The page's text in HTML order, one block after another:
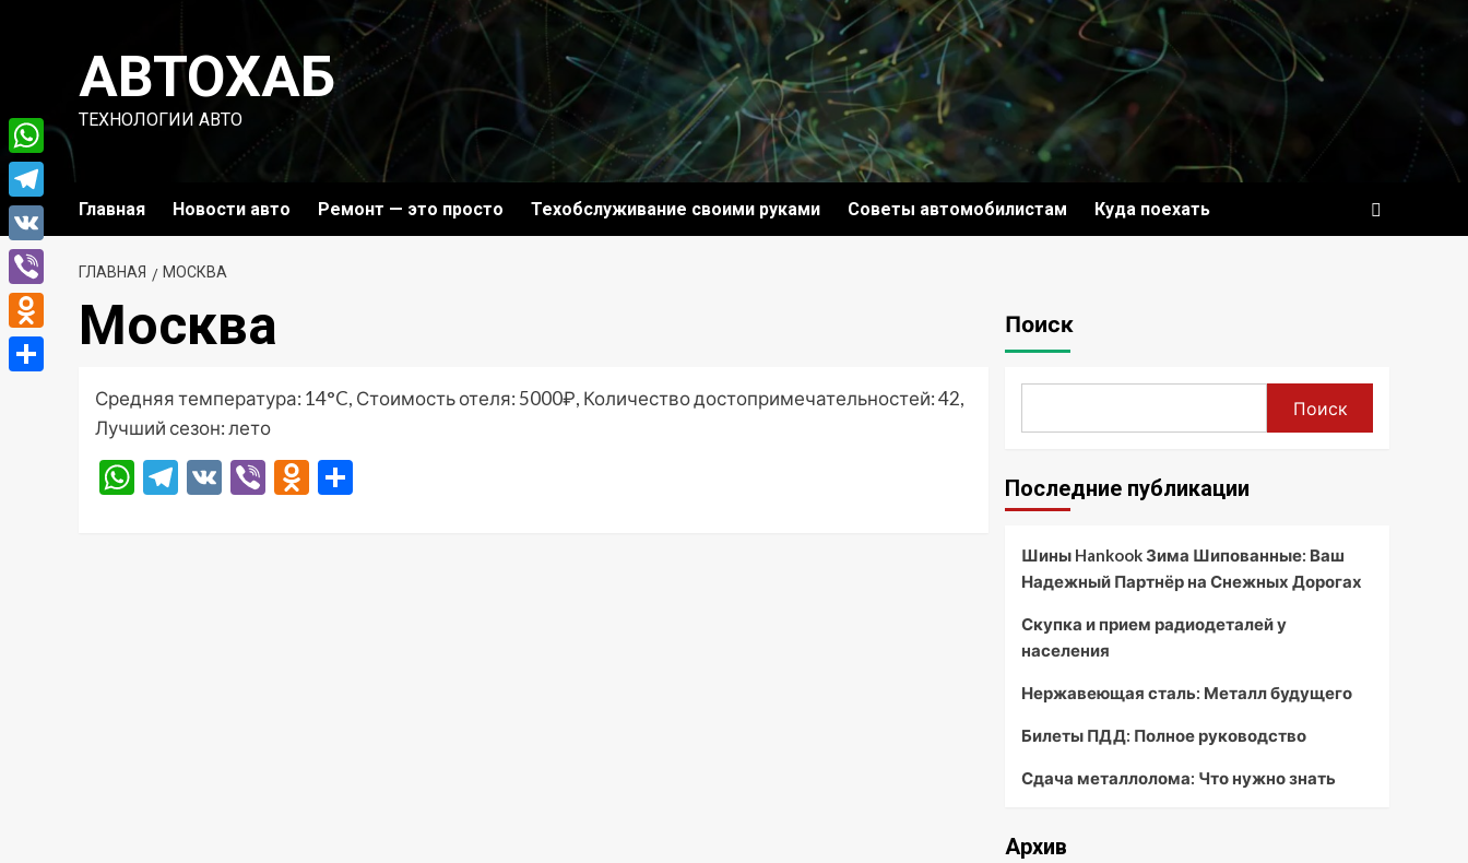
содержимомуАВТОХАБ
ТЕХНОЛОГИИ АВТО
Главная Новости авто Ремонт — это просто Техобслуживание своими руками Советы автомобилистам Куда поехать
ГЛАВНАЯ МОСКВА
Москва
Средняя температура: 14°C, Стоимость отеля: 5000₽, Количество достопримечательностей: 42,
Лучший сезон: лето
WhatsApp
Telegram
VK ViberOdnoklassniki
Поиск
Поиск
Последние публикации
Шины Hankook Зима Шипованные: Ваш
Надежный Партнёр на Снежных Дорогах
Скупка и прием радиодеталей у
населения
Нержавеющая сталь: Металл будущего
Билеты ПДД: Полное руководство
Сдача металлолома: Что нужно знать
Архив
WhatsApp
Telegram
VK
Viber
Odnoklassniki
Отправить